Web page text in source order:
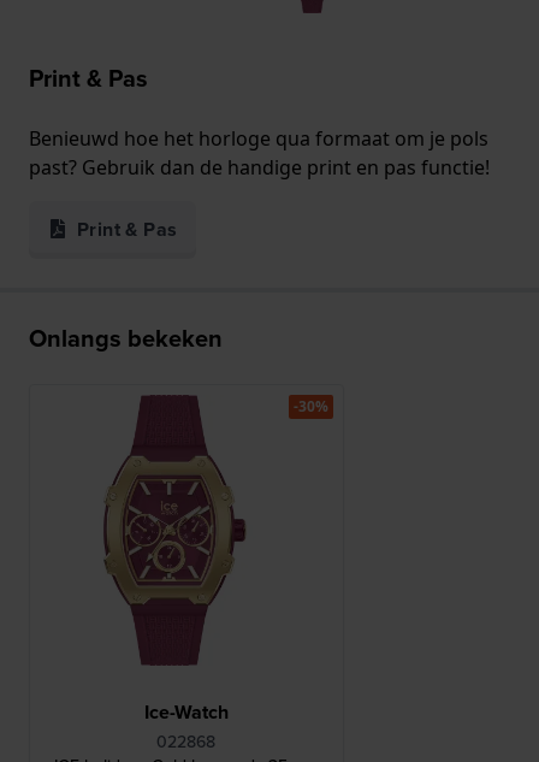
Print & Pas
Benieuwd hoe het horloge qua formaat om je pols
past? Gebruik dan de handige print en pas functie!
Print & Pas
Onlangs bekeken
Ice-Watch
022868
-30%